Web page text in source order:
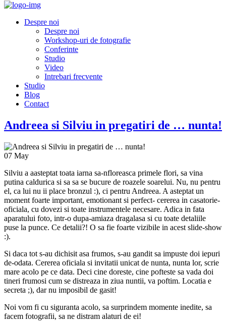
Despre noi
Despre noi
Workshop-uri de fotografie
Conferinte
Studio
Video
Intrebari frecvente
Studio
Blog
Contact
Andreea si Silviu in pregatiri de … nunta!
07 May
Silviu a aasteptat toata iarna sa-nfloreasca primele flori, sa vina
putina caldurica si sa sa se bucure de roazele soarelui. Nu, nu pentru
el, ca lui nu ii place bronzul :), ci pentru Andreea. A asteptat un
moment foarte important, emotionant si perfect- cererea in casatorie-
oficiala, cu dovezi si toate instrumentele necesare. Adica in fata
aparatului foto, intr-o dupa-amiaza dragalasa si cu toate detaliile
puse la punce. Ce detalii?! O sa fie foarte vizibile in acest slide-show
:).
Si daca tot s-au dichisit asa frumos, s-au gandit sa impuste doi iepuri
de-odata. Cererea oficiala si invitatii unicat de nunta, nunta lor, scrie
mare acolo pe ce data. Deci cine doreste, cine pofteste sa vada doi
tineri frumosi cum se distreaza in ziua nuntii, va poftim. Locatia e
secreta ;), dar nu imposibil de gasit!
Noi vom fi cu siguranta acolo, sa surprindem momente inedite, sa
facem fotografii, sa ne distram alaturi de ei!